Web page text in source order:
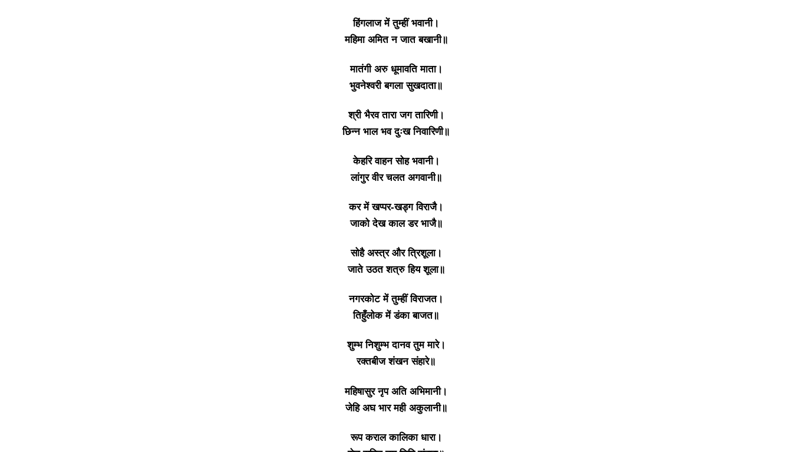
हिंगलाज में तुम्हीं भवानी।
महिमा अमित न जात बखानी॥
मातंगी अरु धूमावति माता।
भुवनेश्वरी बगला सुखदाता॥
श्री भैरव तारा जग तारिणी।
छिन्न भाल भव दुःख निवारिणी॥
केहरि वाहन सोह भवानी।
लांगुर वीर चलत अगवानी॥
कर में खप्पर-खड्ग विराजै।
जाको देख काल डर भाजै॥
सोहै अस्त्र और त्रिशूला।
जाते उठत शत्रु हिय शूला॥
नगरकोट में तुम्हीं विराजत।
तिहुँलोक में डंका बाजत॥
शुम्भ निशुम्भ दानव तुम मारे।
रक्तबीज शंखन संहारे॥
महिषासुर नृप अति अभिमानी।
जेहि अघ भार मही अकुलानी॥
रूप कराल कालिका धारा।